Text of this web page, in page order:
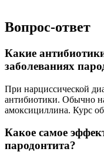
Вопрос-ответ
Какие
заболеваниях
При нарциссической
антибиотики. Обычно
амоксициллина. Курс
Какое самое
пародонтита?